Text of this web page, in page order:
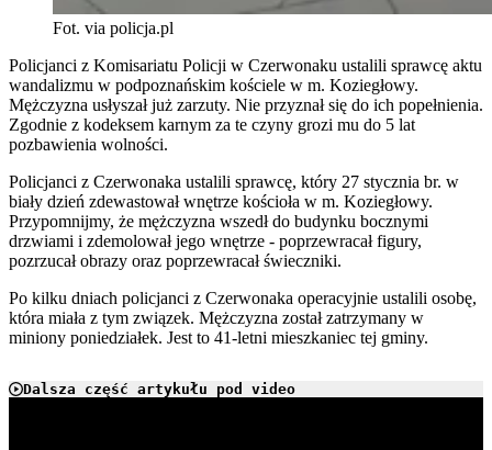
Fot. via policja.pl
Policjanci z Komisariatu Policji w Czerwonaku ustalili sprawcę aktu
wandalizmu w podpoznańskim kościele w m. Koziegłowy.
Mężczyzna usłyszał już zarzuty. Nie przyznał się do ich popełnienia.
Zgodnie z kodeksem karnym za te czyny grozi mu do 5 lat
pozbawienia wolności.
Policjanci z Czerwonaka ustalili sprawcę, który 27 stycznia br. w
biały dzień zdewastował wnętrze kościoła w m. Koziegłowy.
Przypomnijmy, że mężczyzna wszedł do budynku bocznymi
drzwiami i zdemolował jego wnętrze - poprzewracał figury,
pozrzucał obrazy oraz poprzewracał świeczniki.
Po kilku dniach policjanci z Czerwonaka operacyjnie ustalili osobę,
która miała z tym związek. Mężczyzna został zatrzymany w
miniony poniedziałek. Jest to 41-letni mieszkaniec tej gminy.
Dalsza część artykułu pod video